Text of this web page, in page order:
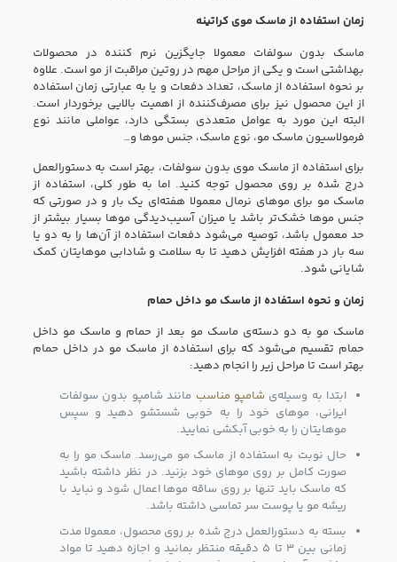
زمان استفاده از ماسک موی کراتینه
ماسک بدون سولفات معمولا جایگزین نرم کننده در محصولات
بهداشتی است و یکی از مراحل مهم در روتین مراقبت از مو است. علاوه
بر نحوه استفاده از ماسک، تعداد دفعات و یا به عبارتی زمان استفاده
از این محصول نیز برای مصرف‌کننده از اهمیت بالایی برخوردار است.
البته این مورد به عوامل متعددی بستگی دارد، عواملی مانند نوع
فرمولاسیون ماسک مو، نوع ماسک، جنس موها و…
برای استفاده از ماسک موی بدون سولفات، بهتر است به دستورالعمل
درج شده بر روی محصول توجه کنید. اما به طور کلی، استفاده از
ماسک مو برای موهای نرمال معمولا هفته‌ای یک بار و در صورتی‌ که
جنس موها خشک‌تر باشد یا میزان آسیب‌دیدگی موها بسیار بیشتر از
حد معمول باشد، توصیه می‌شود دفعات استفاده از آن‌ها را به دو یا
سه بار در هفته افزایش دهید تا به سلامت و شادابی موهایتان کمک
شایانی شود.
زمان و نحوه استفاده از ماسک مو داخل حمام
ماسک مو به دو دسته‌ی ماسک مو بعد از حمام و ماسک مو داخل
حمام تقسیم می‌شود که برای استفاده از ماسک مو در داخل حمام
بهتر است تا مراحل زیر را انجام دهید:
ابتدا به وسیله‌ی شامپو مناسب مانند شامپو بدون سولفات
ایرانی، موهای خود را به خوبی شستشو دهید و سپس
موهایتان را به خوبی آبکشی نمایید.
حال نوبت به استفاده از ماسک مو می‌رسد. ماسک مو را به
صورت کامل بر روی موهای خود بزنید. در نظر داشته باشید
که ماسک باید تنها بر روی ساقه موها اعمال شود و نباید با
ریشه مو یا پوست سر تماسی داشته باشد.
بسته به دستورالعمل درج شده بر روی محصول، معمولا مدت
زمانی بین ۳ تا ۵ دقیقه منتظر بمانید و اجازه دهید تا مواد